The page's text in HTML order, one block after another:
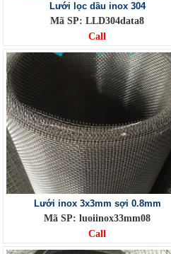
Lưới lọc dầu inox 304
Mã SP: LLD304data8
Call
Lưới inox 3x3mm sợi 0.8mm
Mã SP: luoiinox33mm08
Call